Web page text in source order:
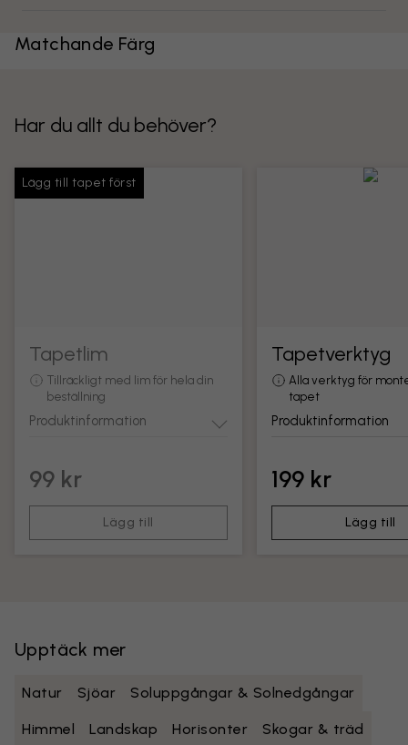
Matchande Färg
Har du allt du behöver?
Lägg till tapet först
Tapetlim
Tillräckligt med lim för hela din
beställning
Produktinformation
99 kr
Lägg till
Tapetverktyg
Alla verktyg för
tapet
Produktinformation
199 kr
Lägg till
Upptäck mer
Natur Sjöar Soluppgångar & Solnedgångar
Himmel Landskap Horisonter Skogar & träd